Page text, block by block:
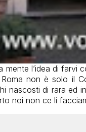
mente l’idea di farvi
non è solo il
nascosti di rara ed
noi non ce li